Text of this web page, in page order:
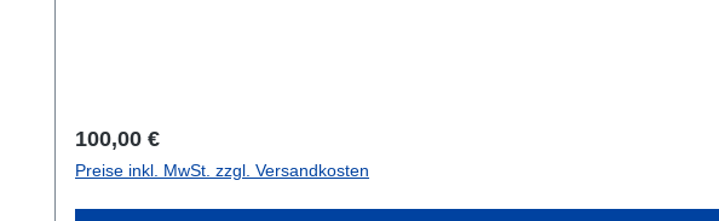
Regulärer Preis:
100,00 €
Preise inkl. MwSt. zzgl. Versandkosten